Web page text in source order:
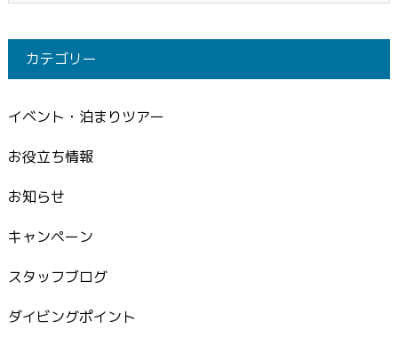
カテゴリー
イベント・泊まりツアー
お役立ち情報
お知らせ
キャンペーン
スタッフブログ
ダイビングポイント